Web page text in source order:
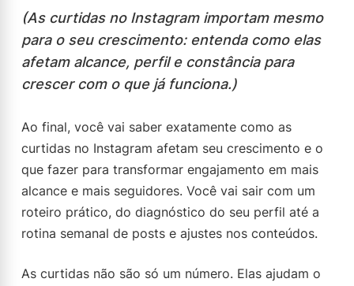
(As curtidas no Instagram importam mesmo
para o seu crescimento: entenda como elas
afetam alcance, perfil e constância para
crescer com o que já funciona.)
Ao final, você vai saber exatamente como as
curtidas no Instagram afetam seu crescimento e o
que fazer para transformar engajamento em mais
alcance e mais seguidores. Você vai sair com um
roteiro prático, do diagnóstico do seu perfil até a
rotina semanal de posts e ajustes nos conteúdos.
As curtidas não são só um número. Elas ajudam o